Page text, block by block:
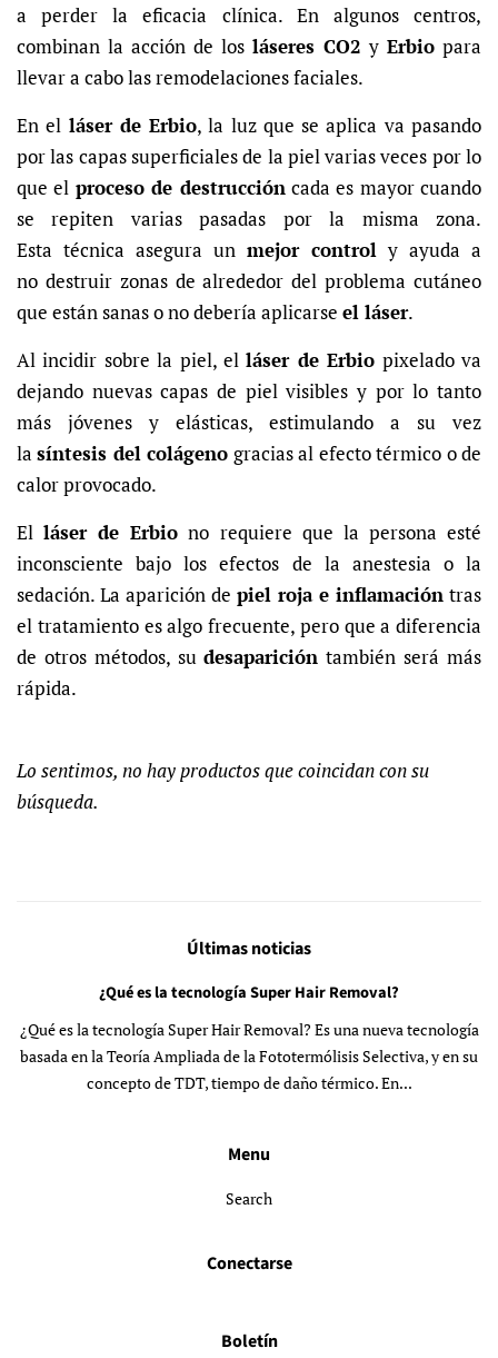
a perder la eficacia clínica. En algunos centros,
combinan la acción de los láseres CO2 y Erbio para
llevar a cabo las remodelaciones faciales.
En el láser de Erbio, la luz que se aplica va pasando
por las capas superficiales de la piel varias veces por lo
que el proceso de destruccióncada es mayor cuando
se repiten varias pasadas por la misma zona.
Esta técnica asegura un mejor control y ayuda a
no destruir zonas de alrededor del problema cutáneo
que están sanas o no debería aplicarse el láser.
Al incidir sobre la piel, elláser de Erbio pixelado va
dejando nuevas capas de piel visibles y por lo tanto
más jóvenes y elásticas, estimulando a su vez
lasíntesis del colágeno gracias al efecto térmico o de
calor provocado.
Elláser de Erbio no requiere que la persona esté
inconsciente bajo los efectos de la anestesia o la
sedación. La aparición de piel roja e inflamación tras
el tratamiento es algo frecuente, pero que a diferencia
de otros métodos, sudesaparición también será más
rápida.
Lo sentimos, no hay productos que coincidan con su
búsqueda.
Últimas noticias
¿Qué es la tecnología Super Hair Removal?
¿Qué es la tecnología Super Hair Removal? Es una nueva tecnología
basada en la Teoría Ampliada de la Fototermólisis Selectiva, y en su
concepto de TDT, tiempo de daño térmico. En...
Menu
Search
Conectarse
Boletín